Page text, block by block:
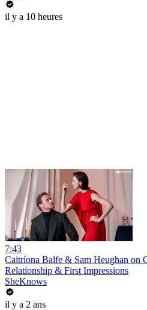
il y a 10 heures
7:43
Caitríona Balfe & Sam Heughan on
Relationship & First Impressions
SheKnows
il y a 2 ans